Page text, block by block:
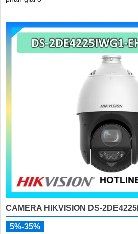
CAMERA HIKVISION DS-
5%-35%